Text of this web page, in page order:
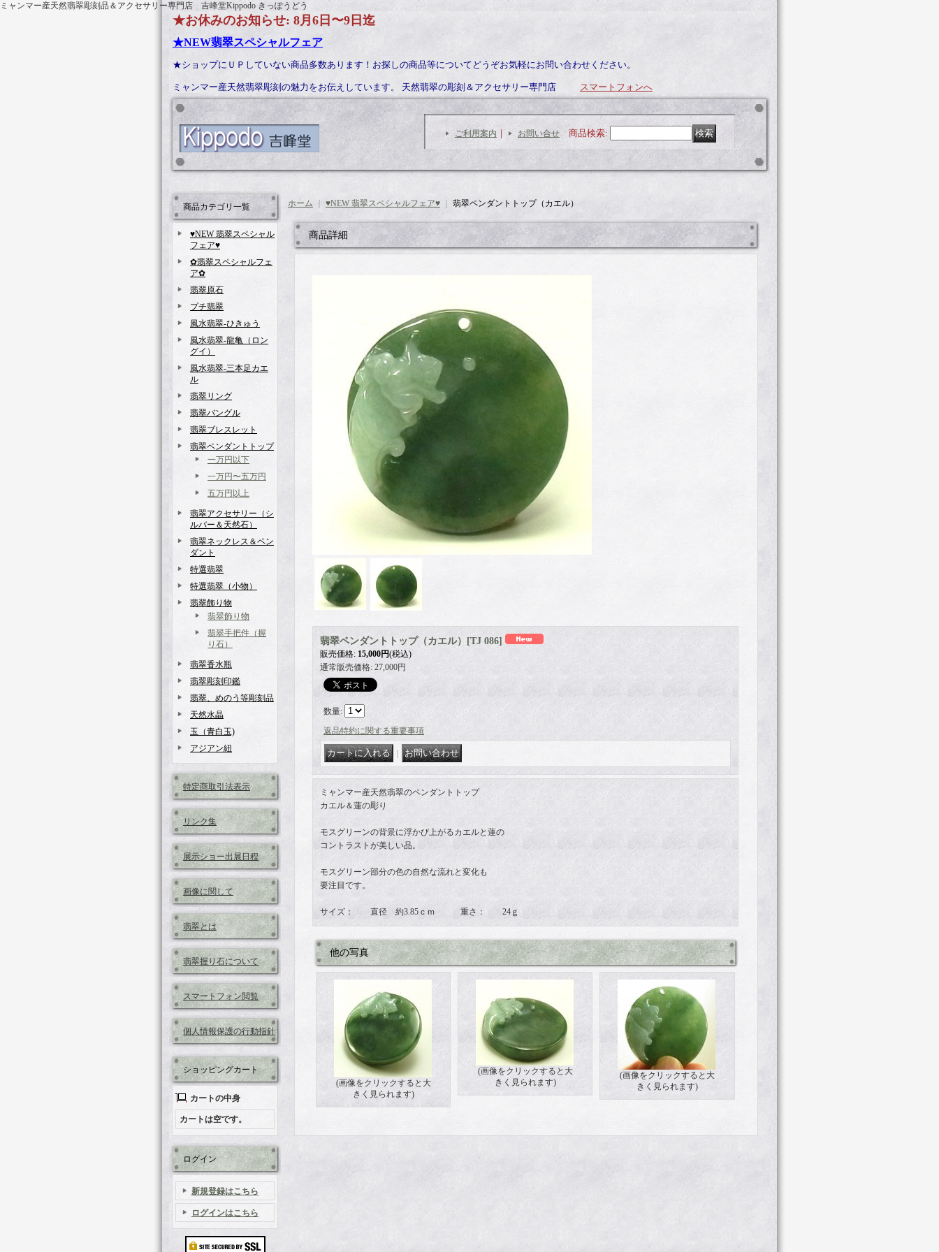
ミャンマー産天然翡翠彫刻品＆アクセサリー専門店 吉峰堂Kippodo きっぽうどう
★お休みのお知らせ: 8月6日〜9日迄
★NEW翡翠スペシャルフェア
★ショップにＵＰしていない商品多数あります！お探しの商品等についてどうぞお気軽にお問い合わせください。
ミャンマー産天然翡翠彫刻の魅力をお伝えしています。 天然翡翠の彫刻＆アクセサリー専門店 スマートフォンへ
ご利用案内 ｜ お問い合せ 商品検索:
商品カテゴリ一覧
♥NEW 翡翠スペシャル
フェア♥
✿翡翠スペシャルフェ
ア✿
翡翠原石
プチ翡翠
風水翡翠-ひきゅう
風水翡翠‐龍亀（ロン
グイ）
風水翡翠‐三本足カエ
ル
翡翠リング
翡翠バングル
翡翠ブレスレット
翡翠ペンダントトップ
一万円以下
一万円〜五万円
五万円以上
翡翠アクセサリー（シ
ルバー＆天然石）
翡翠ネックレス＆ペン
ダント
特選翡翠
特選翡翠（小物）
翡翠飾り物
翡翠飾り物
翡翠手把件（握
り石）
翡翠香水瓶
翡翠彫刻印鑑
翡翠、めのう等彫刻品
天然水晶
玉（青白玉)
アジアン紐
特定商取引法表示
リンク集
展示ショー出展日程
画像に関して
翡翠とは
翡翠握り石について
スマートフォン閲覧
個人情報保護の行動指針
ショッピングカート
カートの中身
カートは空です。
ログイン
新規登録はこちら
ログインはこちら
ホーム ♥NEW 翡翠スペシャルフェア♥ 翡翠ペンダントトップ（カエル）
商品詳細
翡翠ペンダントトップ（カエル） [TJ 086]
販売価格: 15,000円(税込)
通常販売価格: 27,000円
数量:
返品特約に関する重要事項
ミャンマー産天然翡翠のペンダントトップ
カエル＆蓮の彫り
モスグリーンの背景に浮かび上がるカエルと蓮の
コントラストが美しい品。
モスグリーン部分の色の自然な流れと変化も
要注目です。
サイズ： 直径 約3.85ｃｍ 重さ： 24ｇ
他の写真
(画像をクリックすると大
きく見られます)
(画像をクリックすると大
きく見られます)
(画像をクリックすると大
きく見られます)